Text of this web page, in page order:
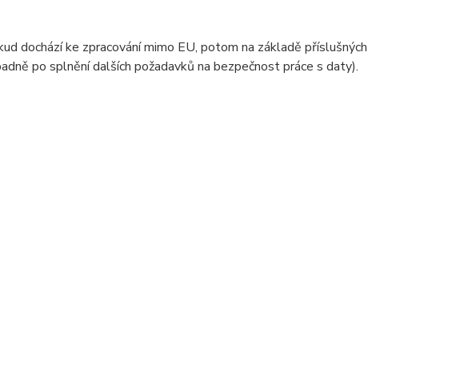
dochází ke zpracování mimo EU, potom na základě příslušných
po splnění dalších požadavků na bezpečnost práce s daty).